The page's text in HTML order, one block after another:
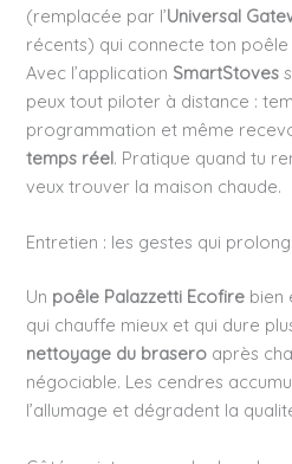
(remplacée par l’Universal
récents) qui connecte ton poêle
Avec l’application SmartStoves
peux tout piloter à distance :
programmation et même
temps réel. Pratique quand tu
veux trouver la maison chaude.
Entretien : les gestes qui
Un poêle Palazzetti Ecofire bien
qui chauffe mieux et qui dure
nettoyage du brasero après
négociable. Les cendres
l’allumage et dégradent la